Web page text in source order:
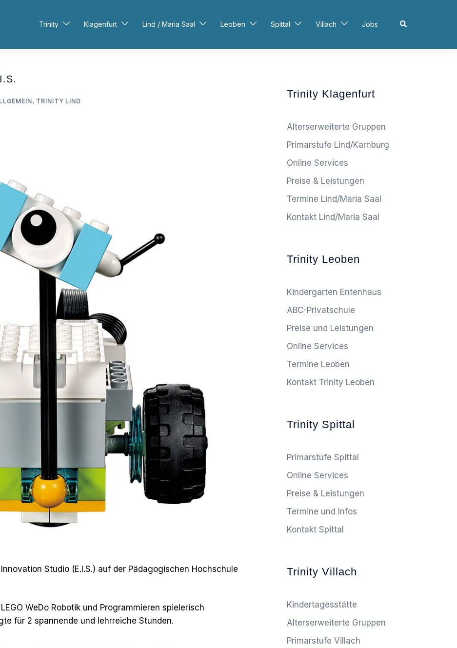
Trinity Klagenfurt Lind / Maria Saal Leoben Spittal Villach Jobs Search
, TRINITY LIND
Studio (E.I.S.) auf der Pädagogischen Hochschule
WeDo Robotik und Programmieren spielerisch
für 2 spannende und lehrreiche Stunden.
Trinity Klagenfurt
Alterserweiterte Gruppen
Primarstufe Lind/Karnburg
Online Services
Preise & Leistungen
Termine Lind/Maria Saal
Kontakt Lind/Maria Saal
Trinity Leoben
Kindergarten Entenhaus
ABC-Privatschule
Preise und Leistungen
Online Services
Termine Leoben
Kontakt Trinity Leoben
Trinity Spittal
Primarstufe Spittal
Online Services
Preise & Leistungen
Termine und Infos
Kontakt Spittal
Trinity Villach
Kindertagesstätte
Alterserweiterte Gruppen
Primarstufe Villach